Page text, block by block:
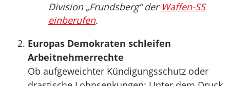
Division „Frundsberg“ der Waffen-SS
einberufen.
Europas Demokraten schleifen
Arbeitnehmerrechte
Ob aufgeweichter Kündigungsschutz oder